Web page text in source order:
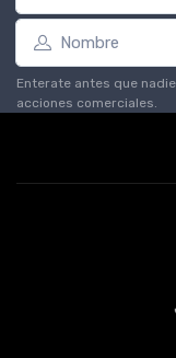
Enterate antes que
acciones comerciales.